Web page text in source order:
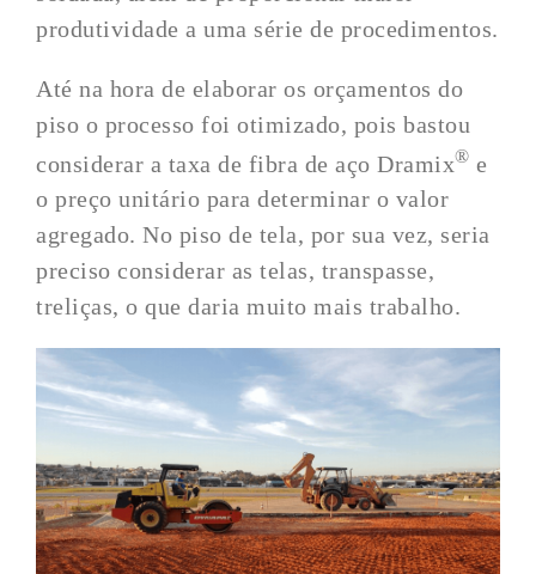
produtividade a uma série de procedimentos.
Até na hora de elaborar os orçamentos do
piso o processo foi otimizado, pois bastou
considerar a taxa de fibra de aço Dramix® e
o preço unitário para determinar o valor
agregado. No piso de tela, por sua vez, seria
preciso considerar as telas, transpasse,
treliças, o que daria muito mais trabalho.